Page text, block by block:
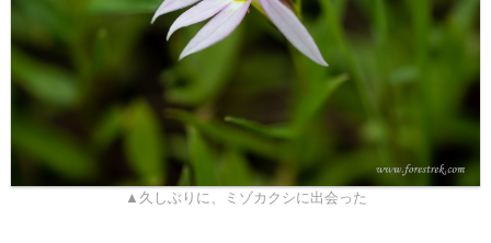
▲久しぶりに、ミゾカクシに出会った